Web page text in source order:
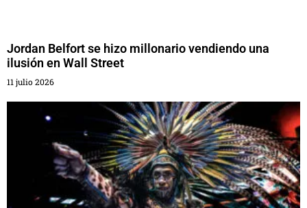
Jordan Belfort se hizo millonario vendiendo una
ilusión en Wall Street
11 julio 2026